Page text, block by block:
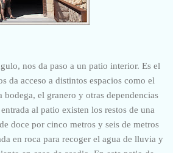
nos da paso a un patio interior. Es el
da acceso a distintos espacios como el
el granero y otras dependencias
al patio existen los restos de una
doce por cinco metros y seis de metros
en roca para recoger el agua de lluvia y